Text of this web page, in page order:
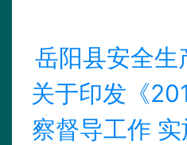
岳阳县安全生
关于印发《
察督导工作